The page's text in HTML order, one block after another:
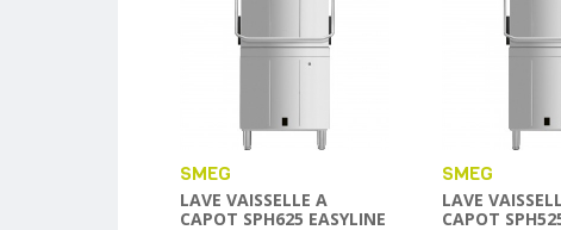
SMEG
LAVE VAISSELLE A
CAPOT SPH625 EASYLINE
SMEG
LAVE
CAPOT